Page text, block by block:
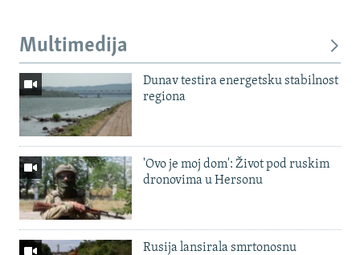
Multimedija
Dunav testira energetsku stabilnost
regiona
'Ovo je moj dom': Život pod ruskim
dronovima u Hersonu
Rusija lansirala smrtonosnu